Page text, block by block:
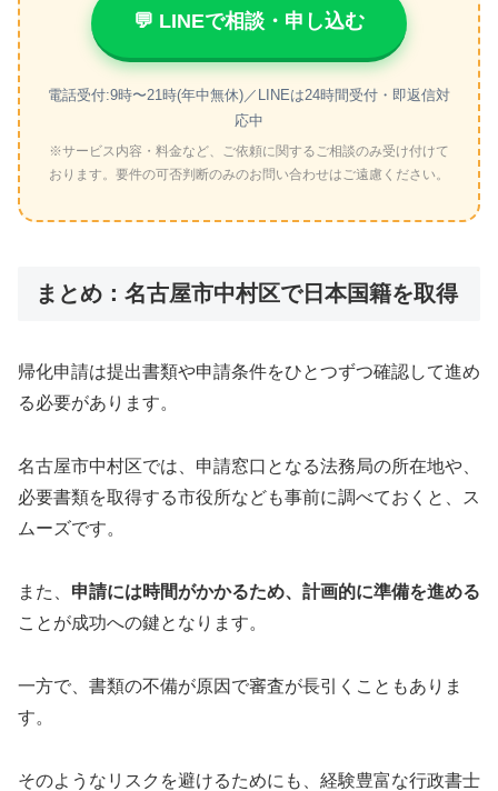
💬 LINEで相談・申し込む
電話受付:9時〜21時(年中無休)／LINEは24時間受付・即返信対
応中
※サービス内容・料金など、ご依頼に関するご相談のみ受け付けて
おります。要件の可否判断のみのお問い合わせはご遠慮ください。
まとめ：名古屋市中村区で日本国籍を取得
帰化申請は提出書類や申請条件をひとつずつ確認して進め
る必要があります。
名古屋市中村区では、申請窓口となる法務局の所在地や、
必要書類を取得する市役所なども事前に調べておくと、ス
ムーズです。
また、 申請には時間がかかるため、計画的に準備を進める
ことが成功への鍵となります。
一方で、書類の不備が原因で審査が長引くこともありま
す。
そのようなリスクを避けるためにも、経験豊富な行政書士